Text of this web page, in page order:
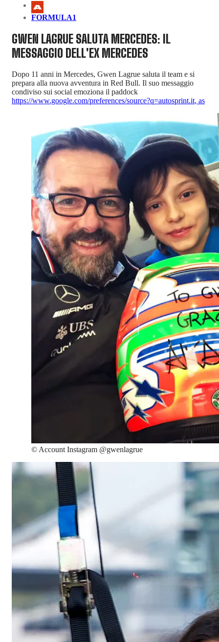
FORMULA1
GWEN LAGRUE SALUTA MERCEDES: IL
MESSAGGIO DELL'EX MERCEDES
Dopo 11 anni in Mercedes, Gwen Lagrue saluta il team e si
prepara alla nuova avventura in Red Bull. Il suo messaggio
condiviso sui social emoziona il paddock
https://www.google.com/preferences/source?q=autosprint.it, as
© Account Instagram @gwenlagrue